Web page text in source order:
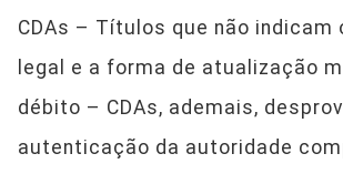
CDAs – Títulos que não indicam
legal e a forma de atualização
débito – CDAs, ademais,
autenticação da autoridade